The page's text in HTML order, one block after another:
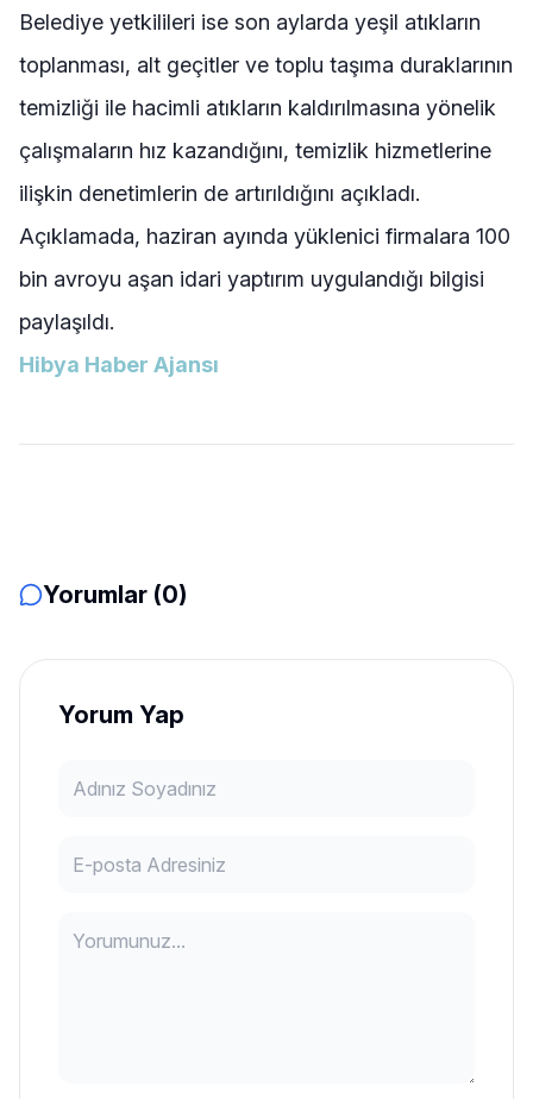
Belediye yetkilileri ise son aylarda yeşil atıkların
toplanması, alt geçitler ve toplu taşıma duraklarının
temizliği ile hacimli atıkların kaldırılmasına yönelik
çalışmaların hız kazandığını, temizlik hizmetlerine
ilişkin denetimlerin de artırıldığını açıkladı.
Açıklamada, haziran ayında yüklenici firmalara 100
bin avroyu aşan idari yaptırım uygulandığı bilgisi
paylaşıldı.
Hibya Haber Ajansı
Yorumlar (0)
Yorum Yap